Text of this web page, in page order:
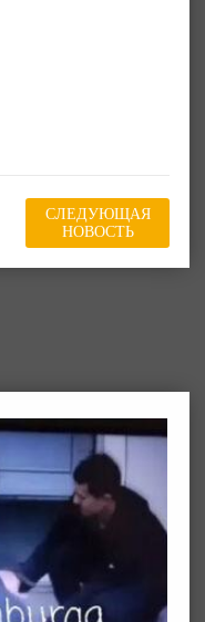
СЛЕДУЮЩАЯ
НОВОСТЬ